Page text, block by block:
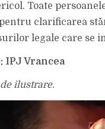
Toate
clarificarea
legale care se
IPJ Vrancea
ilustrare.